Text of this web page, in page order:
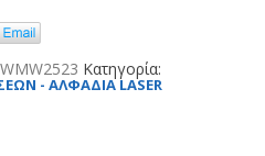
WMW2523 Κατηγορία:
- ΑΛΦΑΔΙΑ LASER